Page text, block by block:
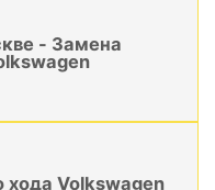
- Замена
хода Volkswagen